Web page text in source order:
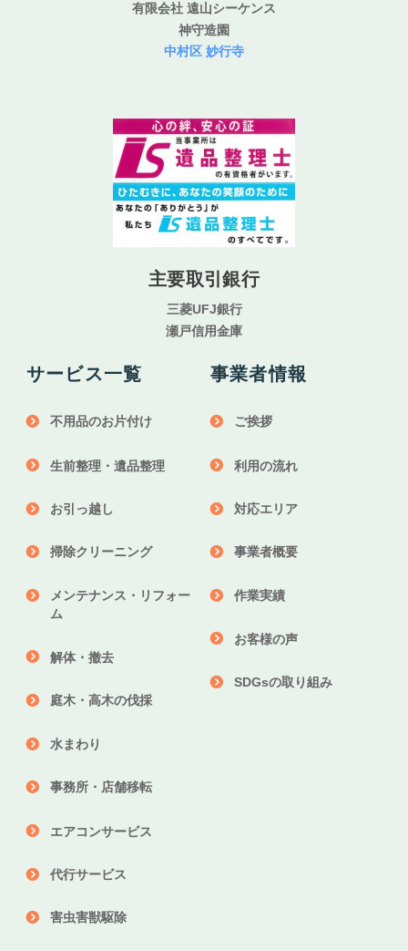
有限会社 遠山シーケンス
神守造園
中村区 妙行寺
主要取引銀行
三菱UFJ銀行
瀬戸信用金庫
サービス一覧
不用品のお片付け
生前整理・遺品整理
お引っ越し
掃除クリーニング
メンテナンス・リフォー
ム
解体・撤去
庭木・高木の伐採
水まわり
事務所・店舗移転
エアコンサービス
代行サービス
害虫害獣駆除
事業者情報
ご挨拶
利用の流れ
対応エリア
事業者概要
作業実績
お客様の声
SDGsの取り組み